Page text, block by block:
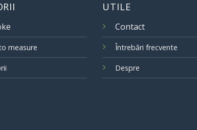
measure
UTILE
Contact
Întrebări frecvente
Despre